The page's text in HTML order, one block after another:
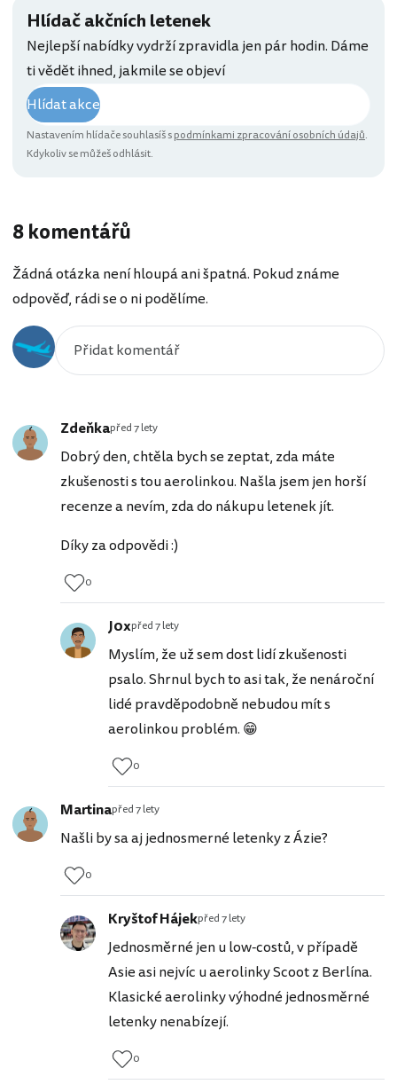
Hlídač akčních letenek
Nejlepší nabídky vydrží zpravidla jen pár hodin. Dáme
ti vědět ihned, jakmile se objeví
Hlídat akce
Nastavením hlídače souhlasíš spodmínkami zpracování osobních údajů.
Kdykoliv se můžeš odhlásit.
8 komentářů
Žádná otázka není hloupá ani špatná. Pokud známe
odpověď, rádi se o ni podělíme.
Zdeňkapřed 7 lety
Dobrý den, chtěla bych se zeptat, zda máte
zkušenosti s tou aerolinkou. Našla jsem jen horší
recenze a nevím, zda do nákupu letenek jít.
Díky za odpovědi :)
0
J0xpřed 7 lety
Myslím, že už sem dost lidí zkušenosti
psalo. Shrnul bych to asi tak, že nenároční
lidé pravděpodobně nebudou mít s
aerolinkou problém. 😁
0
Martinapřed 7 lety
Našli by sa aj jednosmerné letenky z Ázie?
0
Kryštof Hájekpřed 7 lety
Jednosměrné jen u low-costů, v případě
Asie asi nejvíc u aerolinky Scoot z Berlína.
Klasické aerolinky výhodné jednosměrné
letenky nenabízejí.
0